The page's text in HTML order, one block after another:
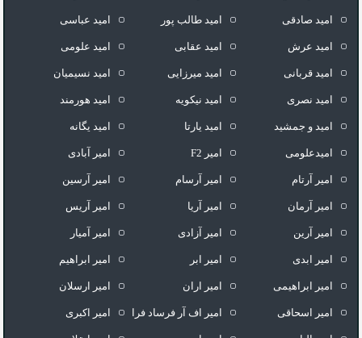
امید صادقی امید طالب پور امید عباسی
امید عرش امید عقابی امید علومی
امید قربانی امید میرزایی امید نسیمیان
امید نصری امید نیکویه امید هورمند
امید و جمشید امید یارتا امید یگانه
امیدعلومی امیر F2 امیر آبادی
امیر آرتام امیر آرسام امیر آرسین
امیر آرمان امیر آریا امیر آریس
امیر آرین امیر آزادی امیر آمیار
امیر ابدی امیر ابر امیر ابراهیم
امیر ابراهیمی امیر اران امیر ارسلان
امیر اسحاقی امیر اف آر فرساد فرا امیر اکبری